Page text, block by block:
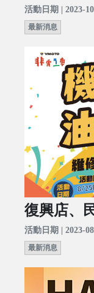
活動日期 | 2023-
最新消息
復興店、
活動日期 | 2023-
最新消息